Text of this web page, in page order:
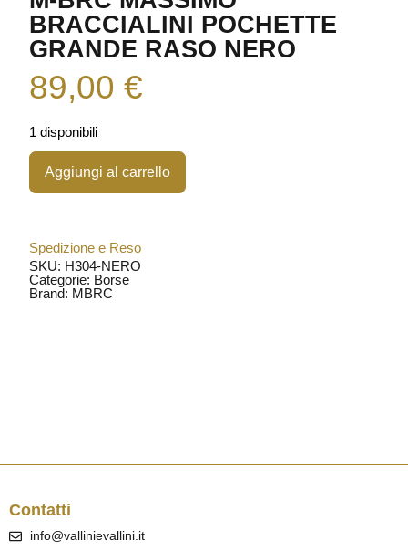
BRACCIALINI POCHETTE
GRANDE RASO NERO
89,00€
1 disponibili
Aggiungi al carrello
Spedizione e Reso
SKU: H304-NERO
Categorie: Borse
Brand: MBRC
Contatti
info@vallinievallini.it